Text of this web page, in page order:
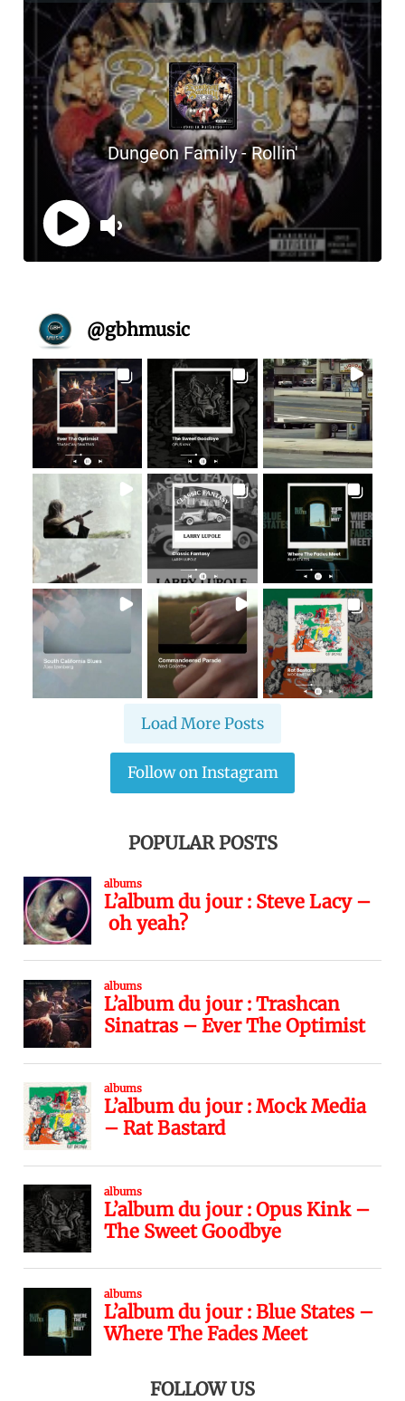
@gbhmusic
Load More Posts
Follow on Instagram
POPULAR POSTS
FOLLOW US